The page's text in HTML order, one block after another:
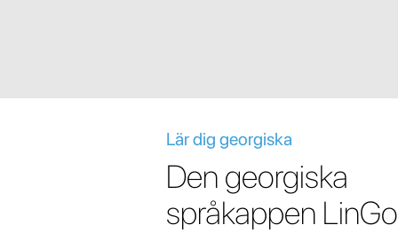
Lär dig georgiska
Den georgiska
språkappen